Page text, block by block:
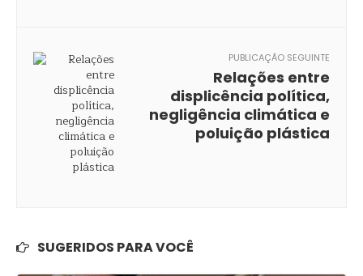
PUBLICAÇÃO SEGUINTE
Relações entre
displicência política,
negligência climática e
poluição plástica
SUGERIDOS PARA VOCÊ